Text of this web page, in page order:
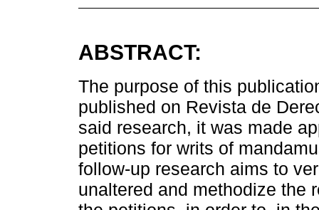
ABSTRACT:
The purpose of this
published on Revista de
said research, it was made
petitions for writs of
follow-up research aims to
unaltered and methodize the